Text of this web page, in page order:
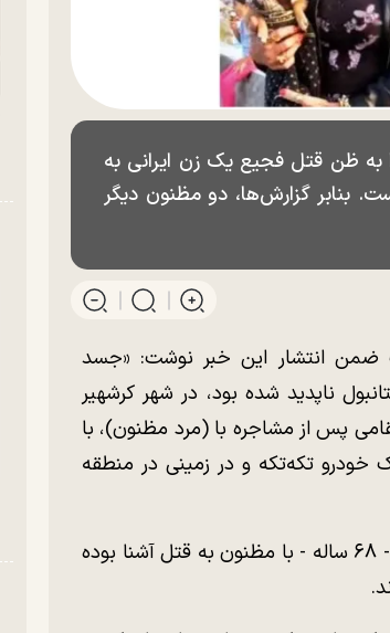
به ظن قتل فجیع یک زن ایرانی به
بنابر گزارش‌ها، دو مظنون دیگر
روز یکشنبه ۱۷ مه / ۲۷ اردیبهشت ضمن انتشار این خبر نوشت: «جسد
ناپدید شده بود، در شهر کرشهیر
پس از مشاجره با (مرد مظنون)، با
تکه‌تکه و در زمینی در منطقه
آن طور که رسانه‌های ترکیه نوشته‌اند فرخنده قائم مقامی - ۶۸ ساله - با مظنون به قتل آشنا بوده